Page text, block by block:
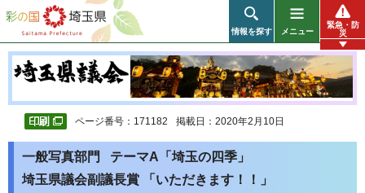
彩の国 埼玉県
情報を探す メニュー
緊急・防
災
ページ番号：171182 掲載日：2020年2月10日
一般写真部門 テーマA「埼玉の四季」
埼玉県議会副議長賞 「いただきます！！」